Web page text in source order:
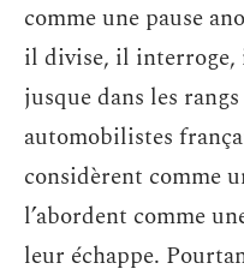
comme une pause
il divise, il interroge,
jusque dans les
automobilistes
considèrent comme
l’abordent comme
leur échappe.